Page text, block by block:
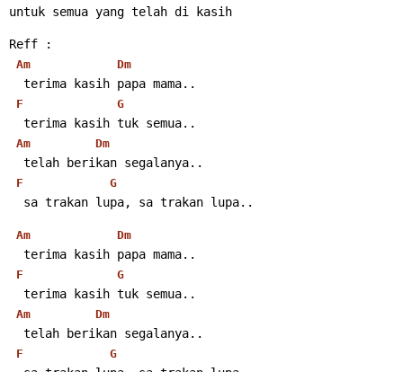
untuk semua yang telah di kasih
Reff :
Am Dm
  terima kasih papa mama..
F G
  terima kasih tuk semua..
Am Dm
  telah berikan segalanya..
F G
  sa trakan lupa, sa trakan lupa..
Am Dm
  terima kasih papa mama..
F G
  terima kasih tuk semua..
Am Dm
  telah berikan segalanya..
F G